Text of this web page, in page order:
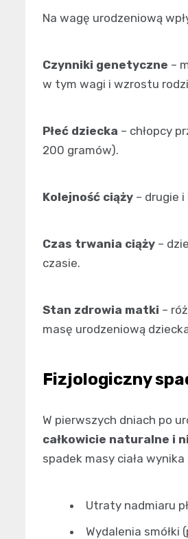
Na wagę urodzeniową
Czynniki genetyczne –
w tym wagi i wzrostu
Płeć dziecka – chłopcy
200 gramów).
Kolejność ciąży – drugie
Czas trwania ciąży –
czasie.
Stan zdrowia matki –
masę urodzeniową
Fizjologiczny
W pierwszych dniach po
całkowicie naturalne i
spadek masy ciała
Utraty nadmiaru
Wydalenia smółki